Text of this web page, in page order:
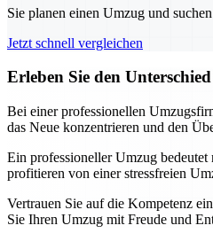
Sie planen einen Umzug und
Jetzt schnell vergleichen
Erleben Sie den
Bei einer professionellen
das Neue konzentrieren und den
Ein professioneller Umzug
profitieren von einer stressfreien
Vertrauen Sie auf die Kompetenz
Sie Ihren Umzug mit Freude und